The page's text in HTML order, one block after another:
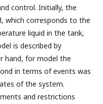
control. Initially, the
which corresponds to the
liquid in the tank,
is described by
hand, for model the
in terms of events was
of the system.
and restrictions